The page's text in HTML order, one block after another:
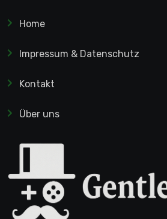
Home
Impressum & Datenschutz
Kontakt
Über uns